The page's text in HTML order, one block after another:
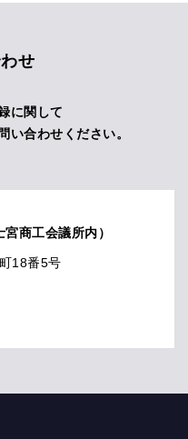
せ
に関して
い合わせください。
商工会議所内）
18番5号